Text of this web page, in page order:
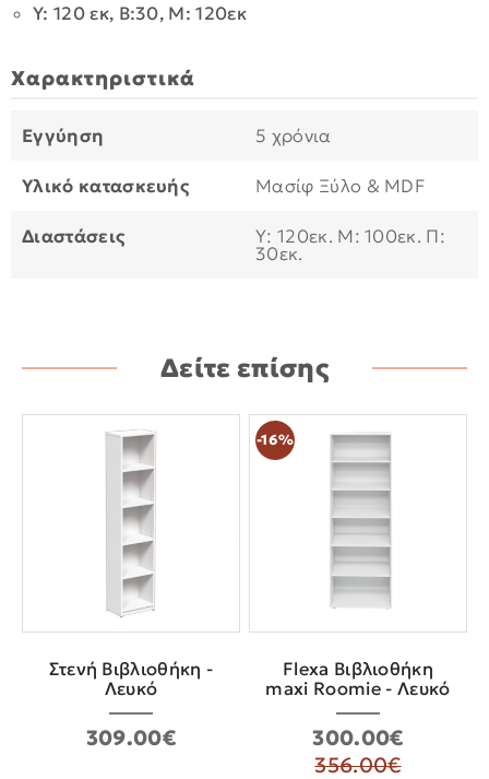
Y: 120 εκ, Β:30, Μ: 120εκ
Χαρακτηριστικά
Εγγύηση 5 χρόνια
Υλικό κατασκευής Μασίφ Ξύλο & MDF
Διαστάσεις Υ: 120εκ. Μ: 100εκ. Π:
30εκ.
Δείτε επίσης
Στενή Βιβλιοθήκη -
Λευκό
309.00€
-16%
Flexa Βιβλιοθήκη
maxi Roomie - Λευκό
300.00€
356.00€